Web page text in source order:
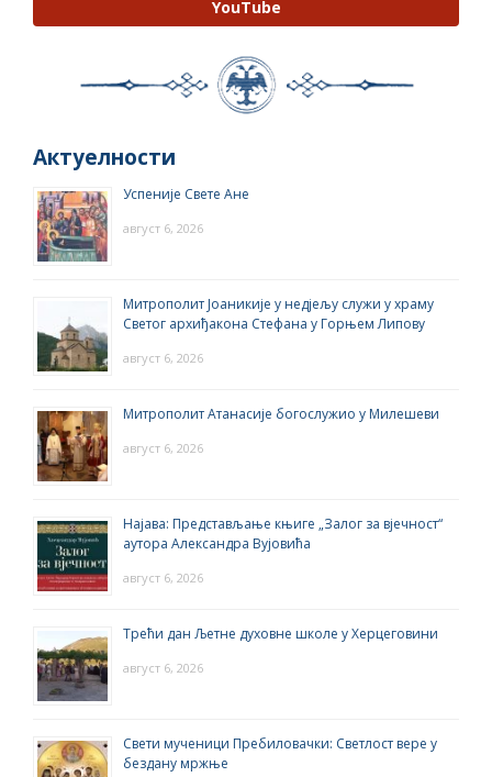
YouTube
Актуелности
Успеније Свете Ане
август 6, 2026
Митрополит Јоаникије у недјељу служи у храму
Светог архиђакона Стефана у Горњем Липову
август 6, 2026
Митрополит Атанасије богослужио у Милешеви
август 6, 2026
Најава: Представљање књиге „Залог за вјечност“
аутора Александра Вујовића
август 6, 2026
Трећи дан Љетне духовне школе у Херцеговини
август 6, 2026
Свети мученици Пребиловачки: Светлост вере у
бездану мржње